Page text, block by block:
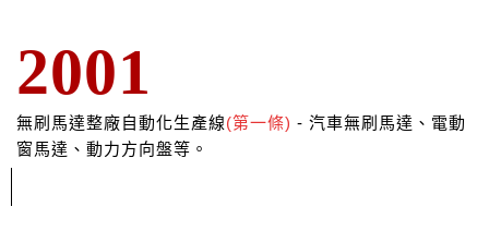
2001
無刷馬達整廠自動化生產線(第一條) - 汽車無刷馬達、電動
窗馬達、動力方向盤等。